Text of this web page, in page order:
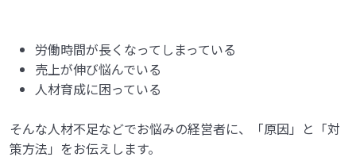
労働時間が長くなってしまっている
売上が伸び悩んでいる
人材育成に困っている
そんな人材不足などでお悩みの経営者に、「原因」と「対
策方法」をお伝えします。